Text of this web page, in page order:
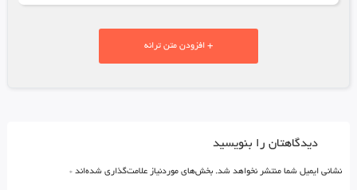
+ افزودن متن ترانه
دیدگاهتان را بنویسید
نشانی ایمیل شما منتشر نخواهد شد. بخش‌های موردنیاز علامت‌گذاری شده‌اند *